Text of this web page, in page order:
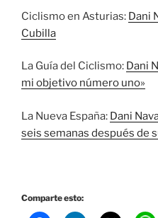
Ciclismo en Asturias: Dani
Cubilla
La Guía del Ciclismo: Dani
mi objetivo número uno»
La Nueva España: Dani
seis semanas después de
Comparte esto: